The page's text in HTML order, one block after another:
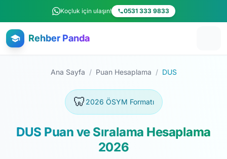
Ana içeriğe atlaKoçluk için ulaşın! 0531 333 9833
Rehber Panda
Ana Sayfa / Puan Hesaplama / DUS
🦷 2026 ÖSYM Formatı
DUS Puan ve Sıralama Hesaplama
2026